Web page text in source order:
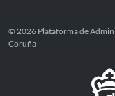
© 2026 Plataforma de
Coruña